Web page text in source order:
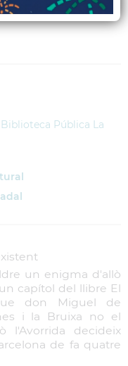
Pública La
un enigma d'allò
capítol del llibre El
don Miguel de
i la Bruixa no el
l'Avorrida decideix
de fa quatre